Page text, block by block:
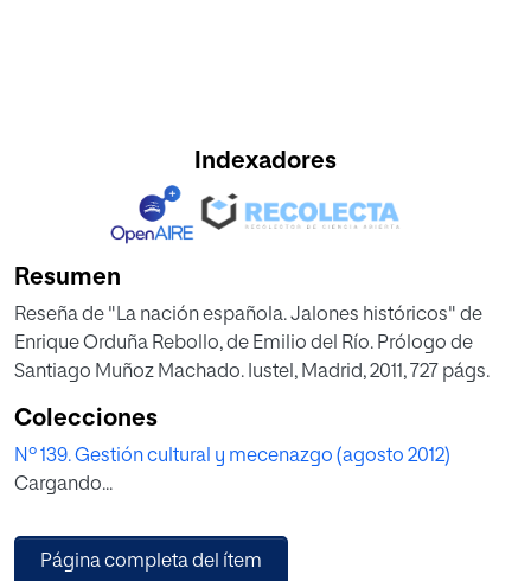
Indexadores
Resumen
Reseña de "La nación española. Jalones históricos" de
Enrique Orduña Rebollo, de Emilio del Río. Prólogo de
Santiago Muñoz Machado. Iustel, Madrid, 2011, 727 págs.
Colecciones
Nº 139. Gestión cultural y mecenazgo (agosto 2012)
Cargando...
Página completa del ítem